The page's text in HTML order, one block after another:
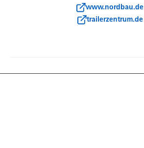
www.nordbau.de
trailerzentrum.de